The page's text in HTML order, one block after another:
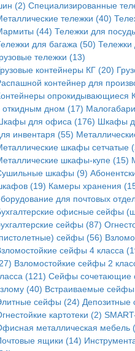
(2) Специализированные
тележки (40)
(44) Тележки для
для багажа (50) Тележки
тележки (13)
контейнеры КГ (20)
контейнер для
опрокидывающиеся
откидным дном (17)
для офиса (176) Шкафы
инвентаря (55)
шкафы сетчатые
шкафы-купе (15)
шкафы (9)
(19) Камеры хранения
для почтовых
офисные сейфы
сейфы (87)
сейфы (56)
сейфы 4 класса
Взломостойкие сейфы 2
(121) Сейфы сочетающие
(40) Встраиваемые
сейфы (24)
картотеки (2)
металлическая мебель
ящики (14)